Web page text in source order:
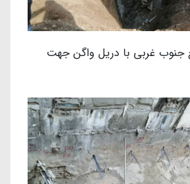
جنوب غربی با دریل واگن جهت